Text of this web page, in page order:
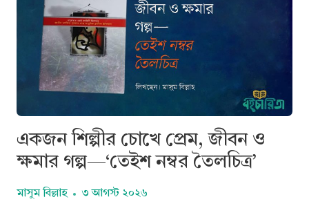
পুষ্প
বৃক্ষ
বিহঙ্গ
প্রেমী
একজন শিল্পীর চোখে প্রেম, জীবন ও
ক্ষমার গল্প—‘তেইশ নম্বর তৈলচিত্র’
মাসুম বিল্লাহ ৩ আগস্ট ২০২৬